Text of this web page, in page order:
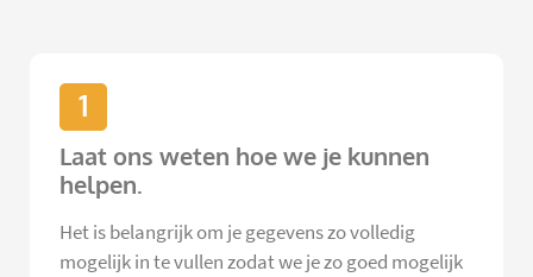
1
Laat ons weten hoe we je kunnen
helpen.
Het is belangrijk om je gegevens zo volledig
mogelijk in te vullen zodat we je zo goed mogelijk